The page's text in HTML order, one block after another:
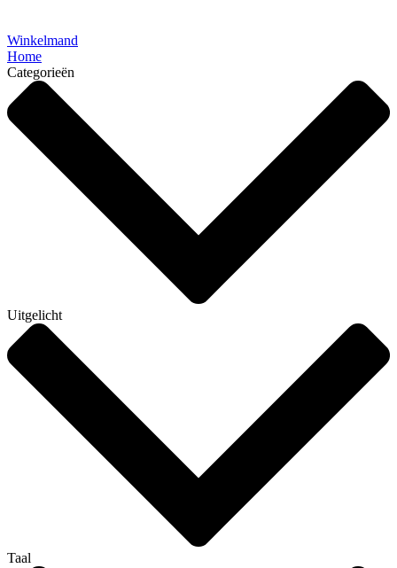
Winkelmand
Home
Categorieën
Uitgelicht
Taal